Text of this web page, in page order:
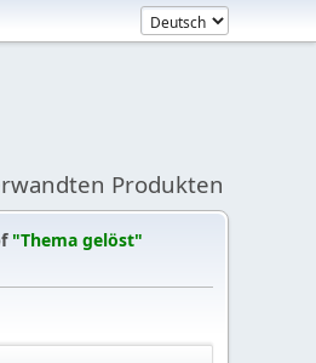
Produkten
"Thema gelöst"